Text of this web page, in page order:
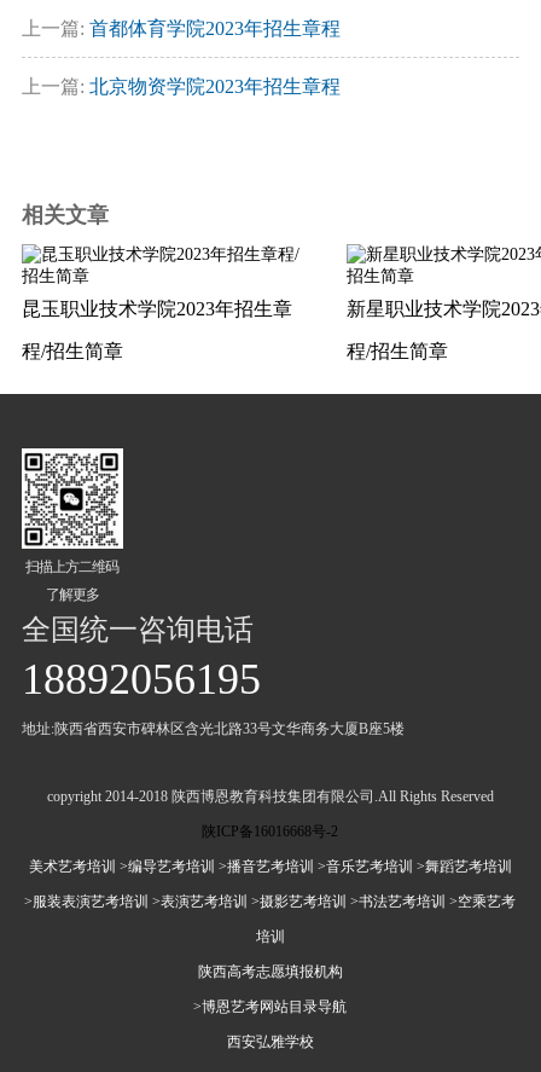
上一篇: 首都体育学院2023年招生章程
上一篇: 北京物资学院2023年招生章程
相关文章
昆玉职业技术学院2023年招生章
程/招生简章
新星职业技术学院
程/招生简章
扫描上方二维码
了解更多
全国统一咨询电话
18892056195
地址:陕西省西安市碑林区含光北路33号文华商务大厦B座5楼
copyright 2014-2018 陕西博恩教育科技集团有限公司.All Rights Reserved
陕ICP备16016668号-2
美术艺考培训 >编导艺考培训 >播音艺考培训 >音乐艺考培训 >舞蹈艺考培训
>服装表演艺考培训 >表演艺考培训 >摄影艺考培训 >书法艺考培训 >空乘艺考
培训
陕西高考志愿填报机构
>博恩艺考网站目录导航
西安弘雅学校